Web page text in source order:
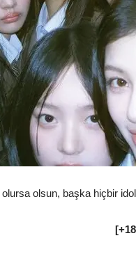
olsun, başka hiçbir